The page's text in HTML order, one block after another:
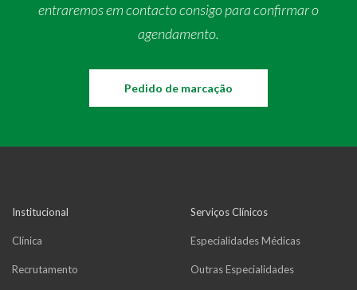
entraremos em contacto consigo para confirmar o
agendamento.
Pedido de marcação
Institucional
Clínica
Recrutamento
Serviços Clínicos
Especialidades Médicas
Outras Especialidades